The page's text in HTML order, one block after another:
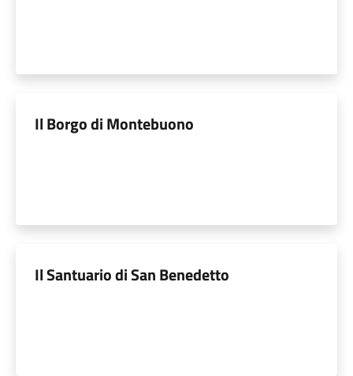
Il Borgo di Montebuono
Il Santuario di San Benedetto